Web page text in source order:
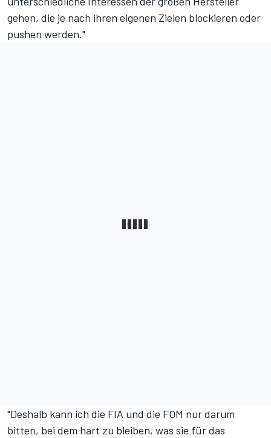
gehen, die je nach ihren eigenen Zielen blockieren oder
pushen werden."
"Deshalb kann ich die FIA und die FOM nur darum
bitten, bei dem hart zu bleiben, was sie für das